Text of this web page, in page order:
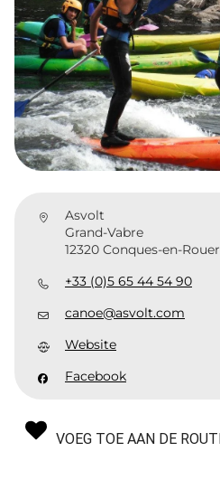
Asvolt
Grand-Vabre
12320 Conques-en-
+33 (0)5 65 44 54 90
canoe@asvolt.com
Website
Facebook
VOEG TOE AAN DE